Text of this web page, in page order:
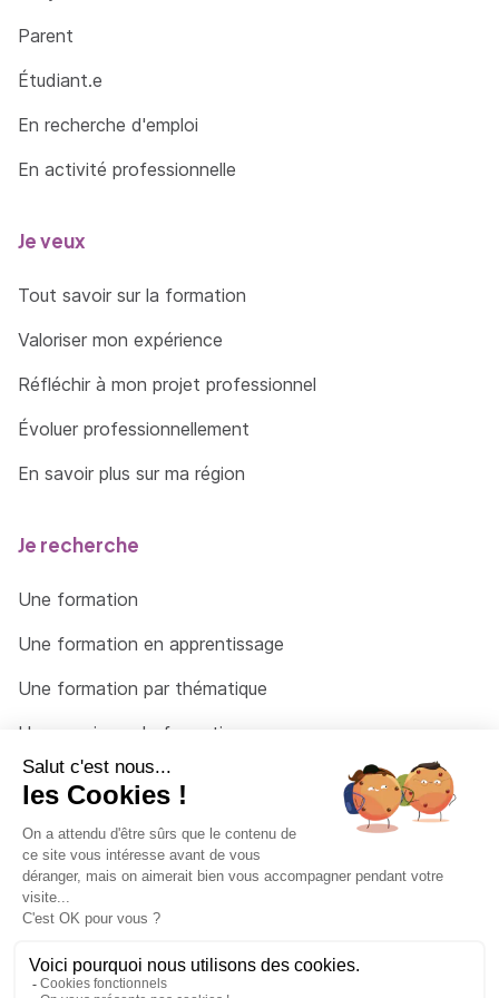
Parent
Étudiant.e
En recherche d'emploi
En activité professionnelle
Je veux
Tout savoir sur la formation
Valoriser mon expérience
Réfléchir à mon projet professionnel
Évoluer professionnellement
En savoir plus sur ma région
Je recherche
Une formation
Une formation en apprentissage
Une formation par thématique
Un organisme de formation
Un conseiller
© 2026 - Côté Formations - par Via Compétences
Menu Pied de page